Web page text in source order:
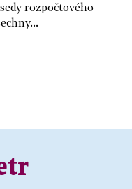
rozpočtového